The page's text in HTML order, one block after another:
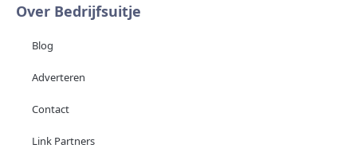
Over Bedrijfsuitje
Blog
Adverteren
Contact
Link Partners